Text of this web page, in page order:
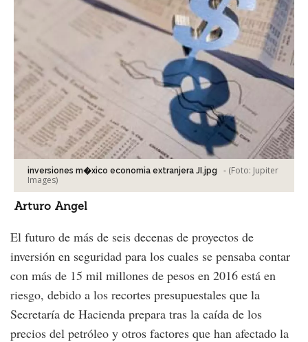
inversiones m�xico economia extranjera JI.jpg - (Foto: Jupiter
Images)
Arturo Angel
El futuro de más de seis decenas de proyectos de
inversión en seguridad para los cuales se pensaba contar
con más de 15 mil millones de pesos en 2016 está en
riesgo, debido a los recortes presupuestales que la
Secretaría de Hacienda prepara tras la caída de los
precios del petróleo y otros factores que han afectado la